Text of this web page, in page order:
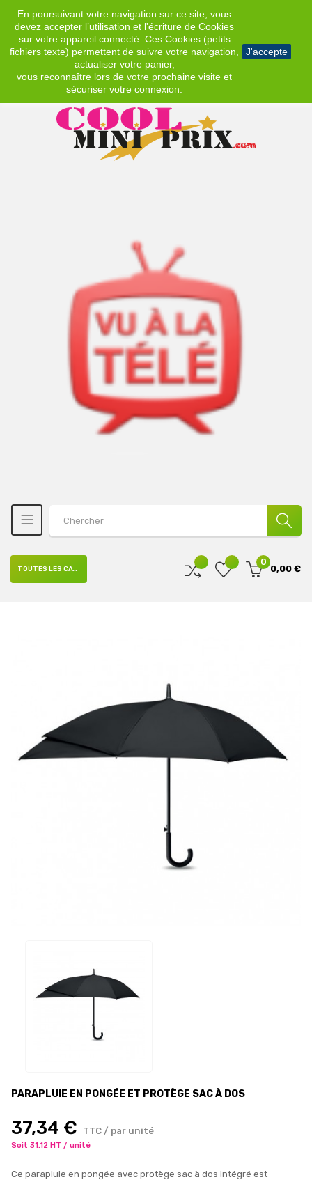
En poursuivant votre navigation sur ce site, vous
devez accepter l’utilisation et l'écriture de Cookies
sur votre appareil connecté. Ces Cookies (petits
fichiers texte) permettent de suivre votre navigation,
actualiser votre panier,
vous reconnaître lors de votre prochaine visite et
sécuriser votre connexion.
J'accepte
EUR
0
0,00 €
TOUTES LES CATÉGORIES
PARAPLUIE EN PONGÉE ET PROTÈGE SAC À DOS
37,34 € TTC / par unité
Soit 31.12 HT / unité
Ce parapluie en pongée avec protège sac à dos intégré est